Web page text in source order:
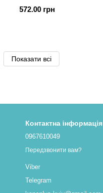
у коробці
572.00 грн
Показати всі
Контактна інформація
0967610049
Передзвонити вам?
Viber
Telegram